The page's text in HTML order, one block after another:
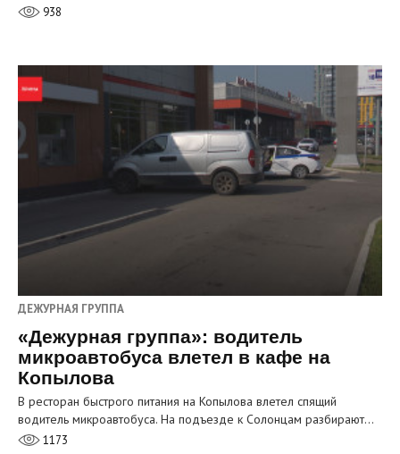
938
ДЕЖУРНАЯ ГРУППА
«Дежурная группа»: водитель
микроавтобуса влетел в кафе на
Копылова
В ресторан быстрого питания на Копылова влетел спящий
водитель микроавтобуса. На подъезде к Солонцам разбирают…
1173